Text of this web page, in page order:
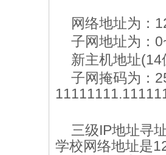
网络地址为：
子网地址为：
新主机地址
子网掩码为：
三级IP地址寻
学校网络地址是